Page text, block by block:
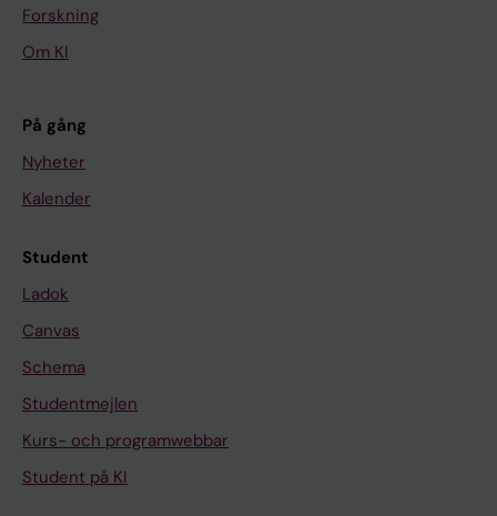
Forskning
Om KI
På gång
Nyheter
Kalender
Student
Ladok
Canvas
Schema
Studentmejlen
Kurs- och programwebbar
Student på KI